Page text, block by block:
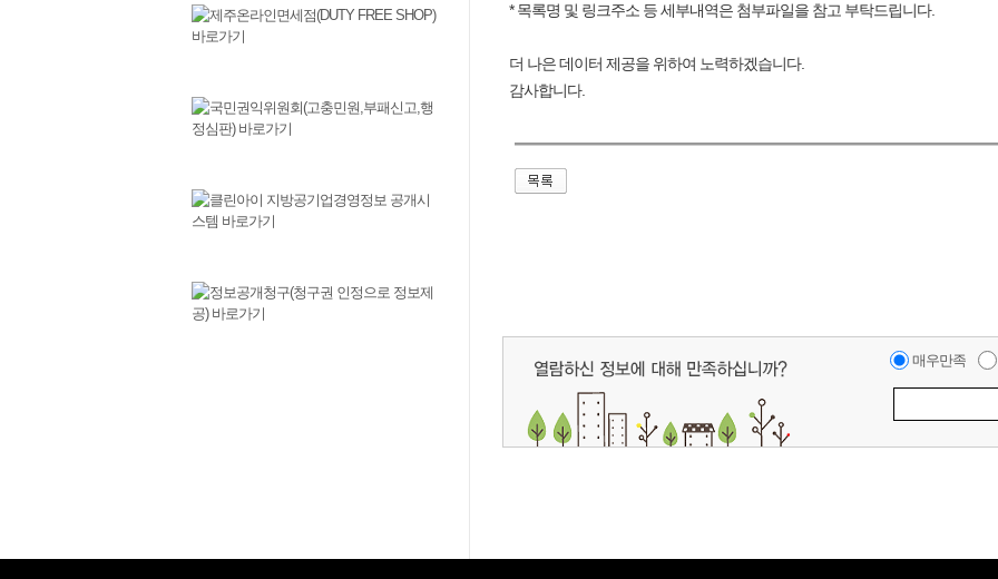
* 목록명 및 링크주소 등 세부내역은 첨부파일을 참고 부탁드립니다.
더 나은 데이터 제공을 위하여 노력하겠습니다.
감사합니다.
매우만족